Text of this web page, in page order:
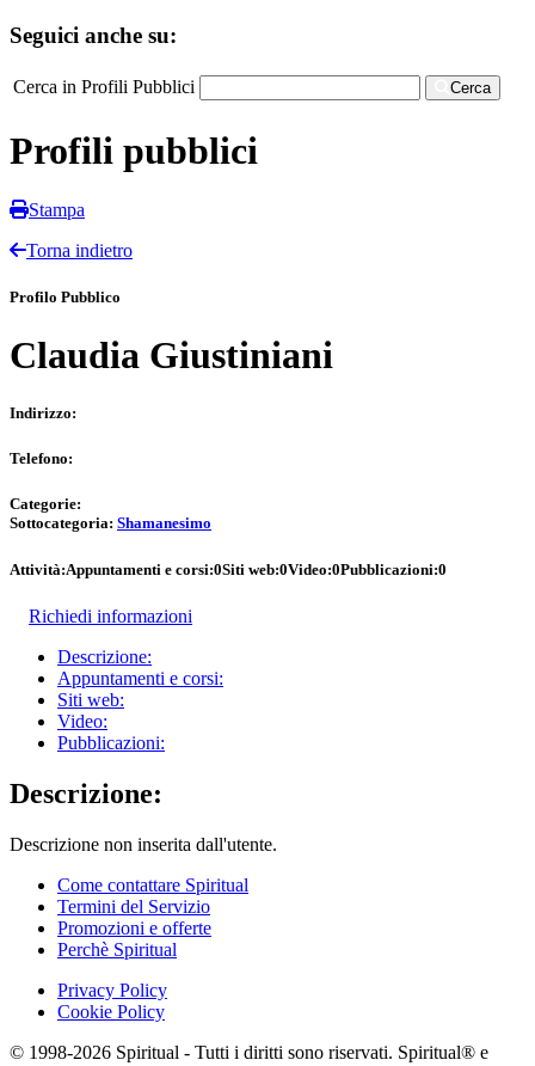
Seguici anche su:
Cerca in Profili Pubblici Cerca
Profili pubblici
Stampa
Torna indietro
Profilo Pubblico
Claudia Giustiniani
Indirizzo:
Telefono:
Categorie:
Sottocategoria: Shamanesimo
Attività:Appuntamenti e corsi:0Siti web:0Video:0Pubblicazioni:0
Richiedi informazioni
Descrizione:
Appuntamenti e corsi:
Siti web:
Video:
Pubblicazioni:
Descrizione:
Descrizione non inserita dall'utente.
Come contattare Spiritual
Termini del Servizio
Promozioni e offerte
Perchè Spiritual
Privacy Policy
Cookie Policy
© 1998-2026 Spiritual - Tutti i diritti sono riservati. Spiritual® e